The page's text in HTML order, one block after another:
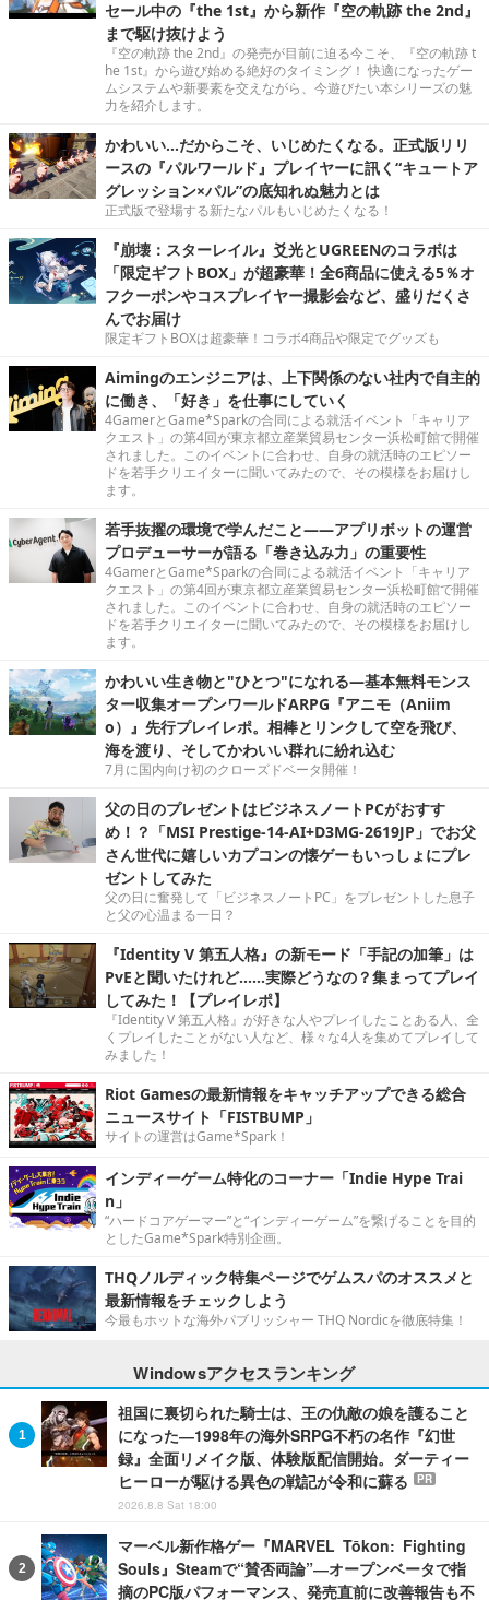
セール中の『the 1st』から新作『空の軌跡 the 2nd』
まで駆け抜けよう
『空の軌跡 the 2nd』の発売が目前に迫る今こそ、『空の軌跡 t
he 1st』から遊び始める絶好のタイミング！ 快適になったゲー
ムシステムや新要素を交えながら、今遊びたい本シリーズの魅
力を紹介します。
かわいい…だからこそ、いじめたくなる。正式版リリ
ースの『パルワールド』プレイヤーに訊く“キュートア
グレッション×パル”の底知れぬ魅力とは
正式版で登場する新たなパルもいじめたくなる！
『崩壊：スターレイル』爻光とUGREENのコラボは
「限定ギフトBOX」が超豪華！全6商品に使える5％オ
フクーポンやコスプレイヤー撮影会など、盛りだくさ
んでお届け
限定ギフトBOXは超豪華！コラボ4商品や限定でグッズも
Aimingのエンジニアは、上下関係のない社内で自主的
に働き、「好き」を仕事にしていく
4GamerとGame*Sparkの合同による就活イベント「キャリア
クエスト」の第4回が東京都立産業貿易センター浜松町館で開催
されました。このイベントに合わせ、自身の就活時のエピソー
ドを若手クリエイターに聞いてみたので、その模様をお届けし
ます。
若手抜擢の環境で学んだこと――アプリボットの運営
プロデューサーが語る「巻き込み力」の重要性
4GamerとGame*Sparkの合同による就活イベント「キャリア
クエスト」の第4回が東京都立産業貿易センター浜松町館で開催
されました。このイベントに合わせ、自身の就活時のエピソー
ドを若手クリエイターに聞いてみたので、その模様をお届けし
ます。
かわいい生き物と"ひとつ"になれる―基本無料モンス
ター収集オープンワールドARPG『アニモ（Aniim
o）』先行プレイレポ。相棒とリンクして空を飛び、
海を渡り、そしてかわいい群れに紛れ込む
7月に国内向け初のクローズドベータ開催！
父の日のプレゼントはビジネスノートPCがおすす
め！？「MSI Prestige-14-AI+D3MG-2619JP」でお父
さん世代に嬉しいカプコンの懐ゲーもいっしょにプレ
ゼントしてみた
父の日に奮発して「ビジネスノートPC」をプレゼントした息子
と父の心温まる一日？
『Identity V 第五人格』の新モード「手記の加筆」は
PvEと聞いたけれど……実際どうなの？集まってプレイ
してみた！【プレイレポ】
『Identity V 第五人格』が好きな人やプレイしたことある人、全
くプレイしたことがない人など、様々な4人を集めてプレイして
みました！
Riot Gamesの最新情報をキャッチアップできる総合
ニュースサイト「FISTBUMP」
サイトの運営はGame*Spark！
インディーゲーム特化のコーナー「Indie Hype Trai
n」
“ハードコアゲーマー”と“インディーゲーム”を繋げることを目的
としたGame*Spark特別企画。
THQノルディック特集ページでゲムスパのオススメと
最新情報をチェックしよう
今最もホットな海外パブリッシャー THQ Nordicを徹底特集！
Windowsアクセスランキング
祖国に裏切られた騎士は、王の仇敵の娘を護ること
になった―1998年の海外SRPG不朽の名作『幻世
録』全面リメイク版、体験版配信開始。ダーティー
ヒーローが駆ける異色の戦記が令和に蘇る
PR
2026.8.8 Sat 18:00
マーベル新作格ゲー『MARVEL Tōkon: Fighting
Souls』Steamで“賛否両論”―オープンベータで指
摘のPC版パフォーマンス、発売直前に改善報告も不